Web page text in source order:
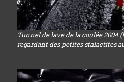
Tunnel de lave de la coulée 2004
regardant des petites stalactites